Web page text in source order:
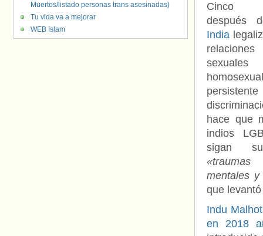
Cinco
después
India
relaciones
persistente
hace que
indios
sigan
«traumas
mentales y
que
Indu
en 2018
Muertos/listado personas trans asesinadas)
Tu vida va a mejorar
WEB Islam